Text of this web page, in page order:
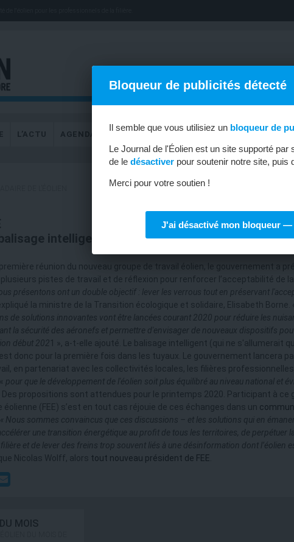
L’ACTU AGENDA OFFRES D’EMPLOI MÉTIERS &
intelligent ?
réunion du nouveau groupe de travail éolien, le gouvernement a
plusieurs pistes de travail et de réflexion pour renforcer l’acceptabilité de la
présentons ont un double objectif : lever les verrous tout en préservant
la ministre de la Transition écologique et solidaire, Elisabeth Borne. «
de solutions innovantes vont être lancées courant 2020 pour réduire les
la sécurité des aéronefs et permettre d'envisager de nouveaux dispositifs
début 2021 », a-t-elle ajouté. Le balisage intelligent (qui ne s'allumerait
donc pour la première fois dans les tuyaux. Le gouvernement lancera
en partenariat avec les collectivités locales, les filières
pour que le développement de l'éolien soit plus équilibré au niveau national et
Des propositions sont attendues pour le printemps 2020. Participant à ce
éolienne (FEE) s’est en tout cas réjouie de ces échanges dans un
Nous sommes convaincus que ces discussions – et les solutions qui en
une transition énergétique au profit de tous les territoires, de perpétuer
et de lever des freins trop souvent liés à une désinformation dont l’éolien
Nicolas Wolff, alors tout nouveau président de FEE
MOIS
Bloqueur de publicités détecté
Il semble que vous utilisiez un bloqueur de
Le Journal de l'Éolien est un site supporté par
de le désactiver pour soutenir notre site, puis
Merci pour votre soutien !
J'ai désactivé mon bloqueur —